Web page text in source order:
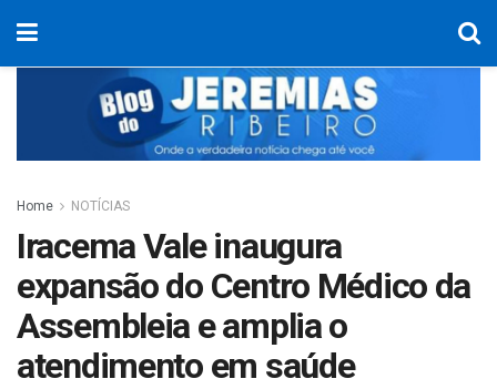
Home NOTÍCIAS
Iracema Vale inaugura
expansão do Centro Médico da
Assembleia e amplia o
atendimento em saúde